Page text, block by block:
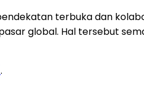
terbuka dan
global. Hal tersebut
.